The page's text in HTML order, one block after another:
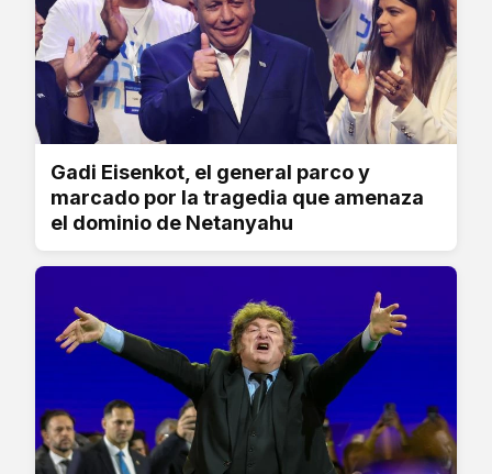
Gadi Eisenkot, el general parco y
marcado por la tragedia que amenaza
el dominio de Netanyahu